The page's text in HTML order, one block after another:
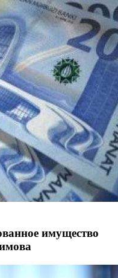
имущество